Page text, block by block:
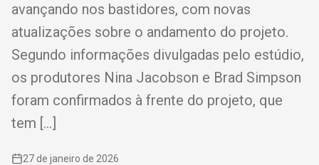
avançando nos bastidores, com novas
atualizações sobre o andamento do projeto.
Segundo informações divulgadas pelo estúdio,
os produtores Nina Jacobson e Brad Simpson
foram confirmados à frente do projeto, que
tem […]
27 de janeiro de 2026